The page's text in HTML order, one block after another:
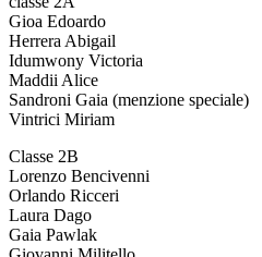
Gioa Edoardo
Herrera Abigail
Idumwony Victoria
Maddii Alice
Sandroni Gaia (menzione speciale)
Vintrici Miriam
Classe 2B
Lorenzo Bencivenni
Orlando Ricceri
Laura Dago
Gaia Pawlak